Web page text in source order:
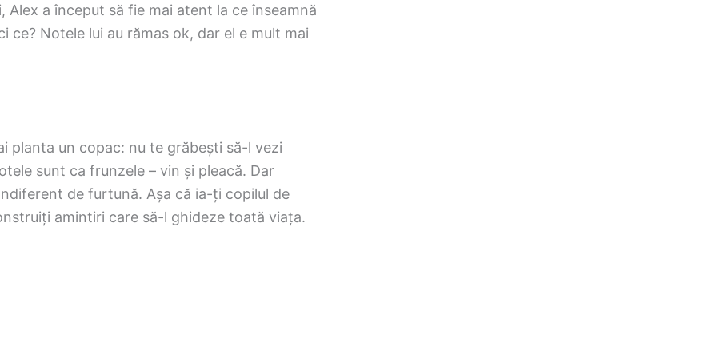
Alex a început să fie mai atent la ce înseamnă
ce? Notele lui au rămas ok, dar el e mult mai
planta un copac: nu te grăbești să-l vezi
sunt ca frunzele – vin și pleacă. Dar
de furtună. Așa că ia-ți copilul de
amintiri care să-l ghideze toată viața.